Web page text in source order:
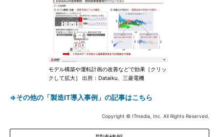
モデル構築や運転計画の改善などで効果［クリッ
クして拡大］ 出所：Dataiku、三菱電機
⇒その他の「製造IT導入事例」の記事はこちら
Copyright © ITmedia, Inc. All Rights Reserved.